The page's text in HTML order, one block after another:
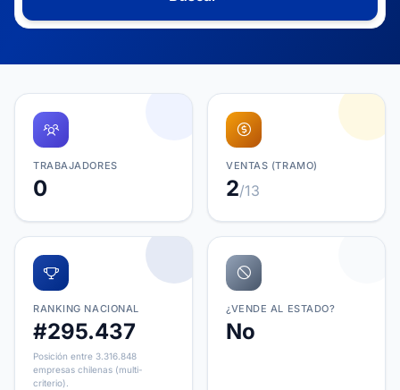
TRABAJADORES
0
VENTAS (TRAMO)
2/13
RANKING NACIONAL
#295.437
Posición entre 3.316.848
empresas chilenas (multi-
criterio).
¿VENDE AL ESTADO?
No